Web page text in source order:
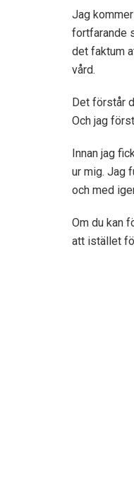
Jag
fortfarande
det faktum
vård.
Det förstår
Och jag
Innan jag
ur mig. Jag
och med
Om du kan
att istället